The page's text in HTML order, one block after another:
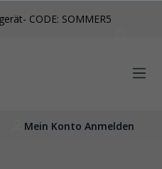
CODE: SOMMER5
Mein Konto Anmelden